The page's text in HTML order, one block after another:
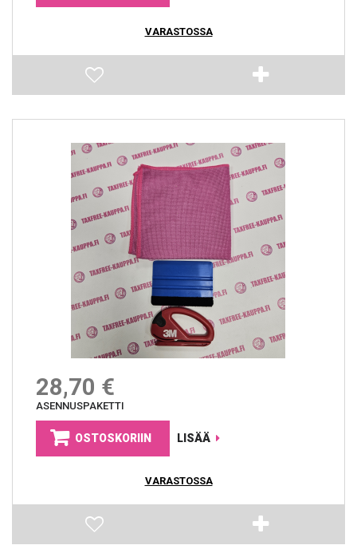
VARASTOSSA
28,70 €
ASENNUSPAKETTI
OSTOSKORIIN LISÄÄ
VARASTOSSA